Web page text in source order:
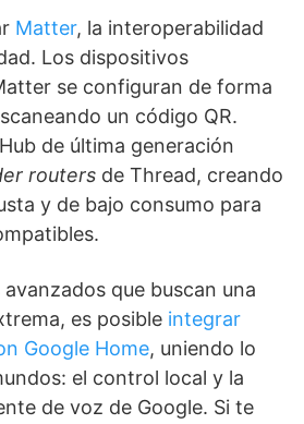
Matter, la interoperabilidad
Los dispositivos
se configuran de forma
un código QR.
de última generación
routers de Thread, creando
y de bajo consumo para
avanzados que buscan una
es posible integrar
Google Home, uniendo lo
el control local y la
de voz de Google. Si te